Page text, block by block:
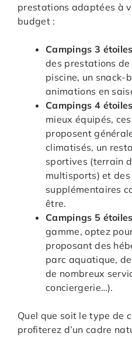
prestations adaptées à
budget :
Campings 3
des prestations de
piscine, un snack-
animations en
Campings 4
mieux équipés,
proposent
climatisés, un
sportives (terrain
multisports) et
supplémentaires
être.
Campings 5
gamme, optez
proposant des
parc aquatique,
de nombreux
conciergerie…).
Quel que soit le type de
profiterez d’un cadre